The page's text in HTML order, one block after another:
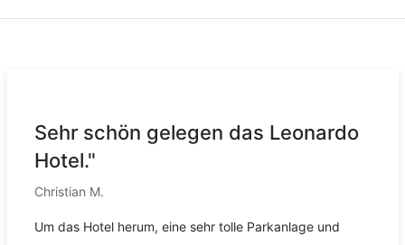
Sehr schön gelegen das Leonardo
Hotel."
Christian M.
Um das Hotel herum, eine sehr tolle Parkanlage und